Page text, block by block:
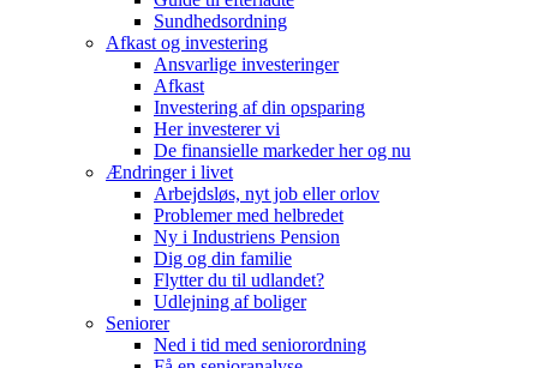
Sundhedsordning
Afkast og investering
Ansvarlige investeringer
Afkast
Investering af din opsparing
Her investerer vi
De finansielle markeder her og nu
Ændringer i livet
Arbejdsløs, nyt job eller orlov
Problemer med helbredet
Ny i Industriens Pension
Dig og din familie
Flytter du til udlandet?
Udlejning af boliger
Seniorer
Ned i tid med seniorordning